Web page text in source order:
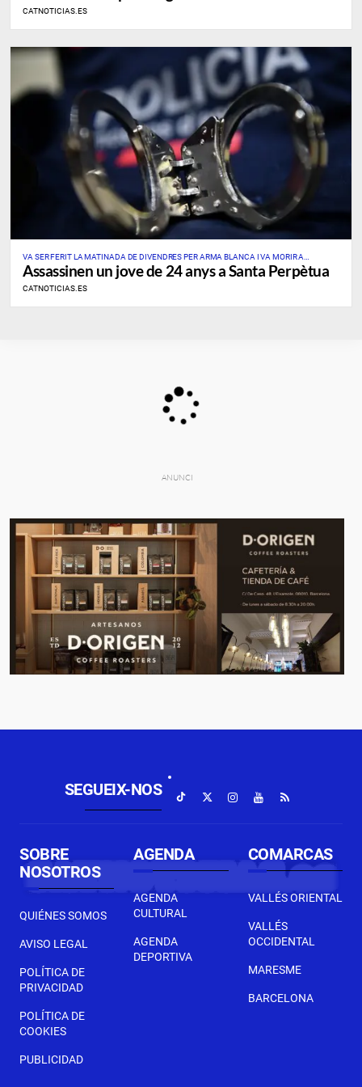
CATNOTICIAS.ES
VA SER FERIT LA MATINADA DE DIVENDRES PER ARMA BLANCA I VA MORIR A
L’HOSPITAL
Assassinen un jove de 24 anys a Santa Perpètua
CATNOTICIAS.ES
SEGUEIX-NOS
SOBRE
NOSOTROS
QUIÉNES SOMOS
AVISO LEGAL
POLÍTICA DE
PRIVACIDAD
POLÍTICA DE
COOKIES
PUBLICIDAD
AGENDA
AGENDA
CULTURAL
AGENDA
DEPORTIVA
COMARCAS
VALLÉS ORIENTAL
VALLÉS
OCCIDENTAL
MARESME
BARCELONA